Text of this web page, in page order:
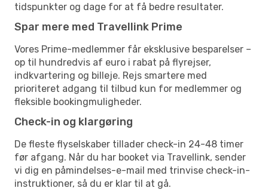
tidspunkter og dage for at få bedre resultater.
Spar mere med Travellink Prime
Vores Prime-medlemmer får eksklusive besparelser –
op til hundredvis af euro i rabat på flyrejser,
indkvartering og billeje. Rejs smartere med
prioriteret adgang til tilbud kun for medlemmer og
fleksible bookingmuligheder.
Check-in og klargøring
De fleste flyselskaber tillader check-in 24-48 timer
før afgang. Når du har booket via Travellink, sender
vi dig en påmindelses-e-mail med trinvise check-in-
instruktioner, så du er klar til at gå.